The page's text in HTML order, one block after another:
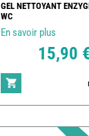
GEL NETTOYANT
WC
En savoir plus
15,90